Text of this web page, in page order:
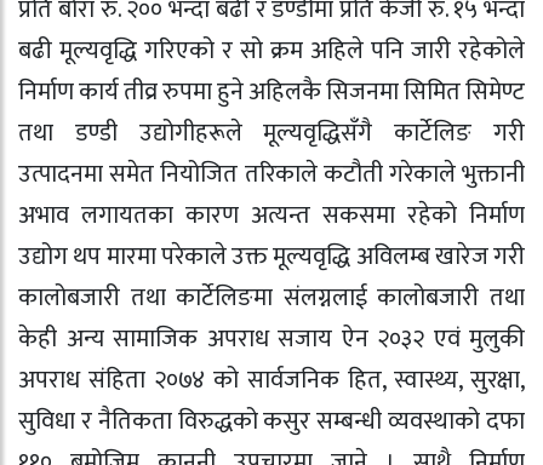
प्रति बोरा रु. २०० भन्दा बढी र डण्डीमा प्रति केजी रु. १५ भन्दा
बढी मूल्यवृद्धि गरिएको र सो क्रम अहिले पनि जारी रहेकोले
निर्माण कार्य तीव्र रुपमा हुने अहिलकै सिजनमा सिमित सिमेण्ट
तथा डण्डी उद्योगीहरूले मूल्यवृद्धिसँगै कार्टेलिङ गरी
उत्पादनमा समेत नियोजित तरिकाले कटौती गरेकाले भुक्तानी
अभाव लगायतका कारण अत्यन्त सकसमा रहेको निर्माण
उद्योग थप मारमा परेकाले उक्त मूल्यवृद्धि अविलम्ब खारेज गरी
कालोबजारी तथा कार्टेलिङमा संलग्नलाई कालोबजारी तथा
केही अन्य सामाजिक अपराध सजाय ऐन २०३२ एवं मुलुकी
अपराध संहिता २०७४ को सार्वजनिक हित, स्वास्थ्य, सुरक्षा,
सुविधा र नैतिकता विरुद्धको कसुर सम्बन्धी व्यवस्थाको दफा